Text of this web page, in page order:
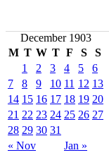
December 1903
M T W T F S S
« Nov Jan »
1 2 3 4 5
6
7
8 9 10 11 12 13
14 15 16 17 18 19 20
21 22 23 24 25 26 27
28 29 30 31